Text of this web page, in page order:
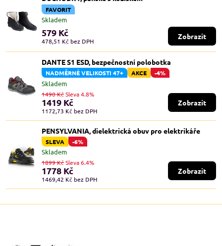
FAVORIT
Skladem
579 Kč
478,51 Kč bez DPH
Zobrazit
DANTE S1 ESD, bezpečnostní polobotka
NADMĚRNÉ VELIKOSTI 47+ AKCE -4%
Skladem
1419 Kč
1172,73 Kč bez DPH
1490 KčSleva 4.8%
Zobrazit
PENSYLVANIA, dielektrická obuv pro elektrikáře
SLEVA -6%
Skladem
1778 Kč
1469,42 Kč bez DPH
1899 KčSleva 6.4%
Zobrazit